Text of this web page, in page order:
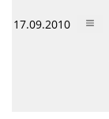
17.09.2010